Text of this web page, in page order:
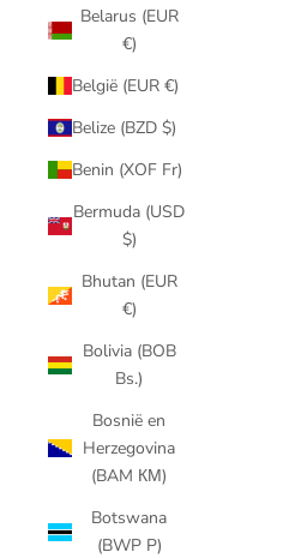
Belarus (EUR
€)
België (EUR €)
Belize (BZD $)
Benin (XOF Fr)
Bermuda (USD
$)
Bhutan (EUR
€)
Bolivia (BOB
Bs.)
Bosnië en
Herzegovina
(BAM КМ)
Botswana
(BWP P)